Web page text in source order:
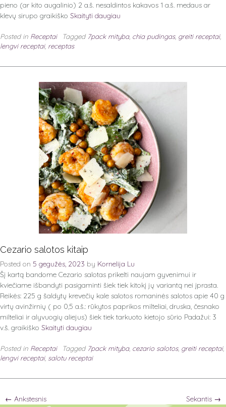
pieno (ar kito augalinio) 2 a.š. nesaldintos kakavos 1 a.š. medaus ar
klevų sirupo graikiško Skaityti daugiau
Posted in Receptai Tagged 7pack mityba, chia pudingas, greiti receptai,
lengvi receptai, receptas
Cezario salotos kitaip
Posted on 5 gegužės, 2023 by Kornelija Lu
Šį kartą bandome Cezario salotas prikelti naujam gyvenimui ir
kviečiame išbandyti pasigaminti šiek tiek kitokį jų variantą nei įprasta.
Reikės: 225 g šaldytų krevečių kale salotos romaninės salotos apie 40 g
virtų avinžirnių ( po 0,5 a.š.: rūkytos paprikos milteliai, druska, česnako
milteliai ir alyvuogių aliejus) šiek tiek tarkuoto kietojo sūrio Padažui: 3
v.š. graikiško Skaityti daugiau
Posted in Receptai Tagged 7pack mityba, cezario salotos, greiti receptai,
lengvi receptai, salotu receptai
Posts
Sekantis →
← Ankstesnis